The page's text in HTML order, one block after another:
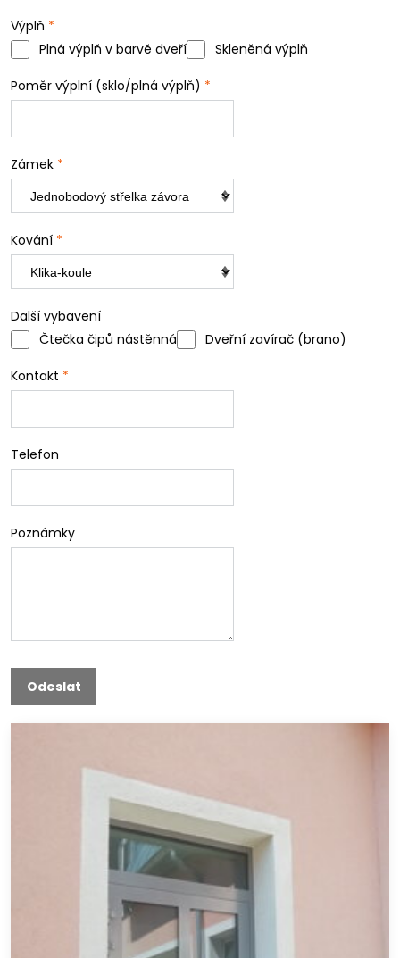
Výplň *
Plná výplň v barvě dveří
Skleněná výplň
Poměr výplní (sklo/plná výplň) *
Zámek *
Kování *
Další vybavení
Čtečka čipů nástěnná
Dveřní zavírač (brano)
Kontakt *
Telefon
Poznámky
Odeslat